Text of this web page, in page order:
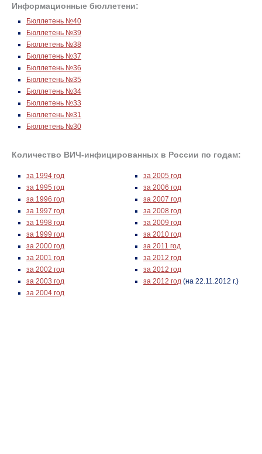
Информационные бюллетени:
Бюллетень №40
Бюллетень №39
Бюллетень №38
Бюллетень №37
Бюллетень №36
Бюллетень №35
Бюллетень №34
Бюллетень №33
Бюллетень №31
Бюллетень №30
Количество ВИЧ-инфицированных в России по годам:
за 1994 год
за 1995 год
за 1996 год
за 1997 год
за 1998 год
за 1999 год
за 2000 год
за 2001 год
за 2002 год
за 2003 год
за 2004 год
за 2005 год
за 2006 год
за 2007 год
за 2008 год
за 2009 год
за 2010 год
за 2011 год
за 2012 год
за 2012 год
за 2012 год (на 22.11.2012 г.)